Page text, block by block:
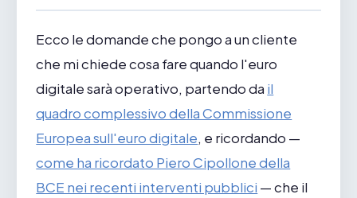
Ecco le domande che pongo a un cliente
che mi chiede cosa fare quando l'euro
digitale sarà operativo, partendo da il
quadro complessivo della Commissione
Europea sull'euro digitale, e ricordando —
come ha ricordato Piero Cipollone della
BCE nei recenti interventi pubblici — che il